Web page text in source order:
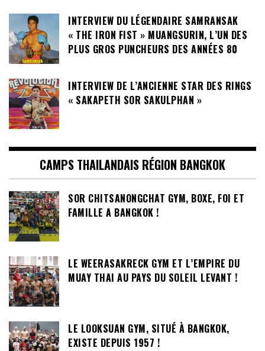
INTERVIEW DU LÉGENDAIRE SAMRANSAK
« THE IRON FIST » MUANGSURIN, L’UN DES
PLUS GROS PUNCHEURS DES ANNÉES 80
INTERVIEW DE L’ANCIENNE STAR DES RINGS
« SAKAPETH SOR SAKULPHAN »
CAMPS THAILANDAIS RÉGION BANGKOK
SOR CHITSANONGCHAT GYM, BOXE, FOI ET
FAMILLE A BANGKOK !
LE WEERASAKRECK GYM ET L’EMPIRE DU
MUAY THAI AU PAYS DU SOLEIL LEVANT !
LE LOOKSUAN GYM, SITUÉ À BANGKOK,
EXISTE DEPUIS 1957 !